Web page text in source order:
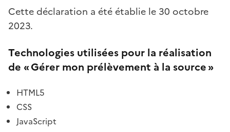
Cette déclaration a été établie le 30 octobre
2023.
Technologies utilisées pour la réalisation
de « Gérer mon prélèvement à la source »
HTML5
CSS
JavaScript